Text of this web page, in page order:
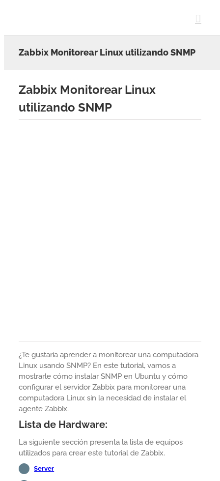
Zabbix Monitorear Linux utilizando SNMP
Zabbix Monitorear Linux
utilizando SNMP
¿Te gustaría aprender a monitorear una computadora
Linux usando SNMP? En este tutorial, vamos a
mostrarle cómo instalar SNMP en Ubuntu y cómo
configurar el servidor Zabbix para monitorear una
computadora Linux sin la necesidad de instalar el
agente Zabbix.
Lista de Hardware:
La siguiente sección presenta la lista de equipos
utilizados para crear este tutorial de Zabbix.
Server